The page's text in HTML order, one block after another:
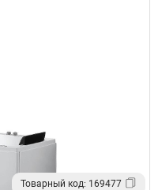
Товарный код: 169477